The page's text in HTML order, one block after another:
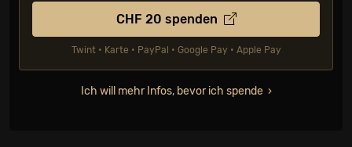
CHF 20 spenden
Twint • Karte • PayPal • Google Pay • Apple Pay
Ich will mehr Infos, bevor ich spende